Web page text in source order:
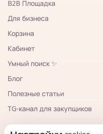
B2B Площадка
Для бизнеса
Корзина
Кабинет
Умный поиск ✨
Блог
Полезные статьи
TG-канал для закупщиков